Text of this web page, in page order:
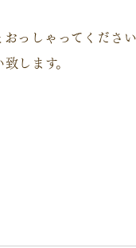
っしゃってください
します。